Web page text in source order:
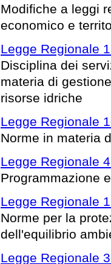
Modifiche a leggi
economico e
Legge Regionale
Disciplina dei
materia di
risorse idriche
Legge Regionale
Norme in materia
Legge Regionale
Programmazione
Legge Regionale
Norme per la
dell'equilibrio
Legge Regionale